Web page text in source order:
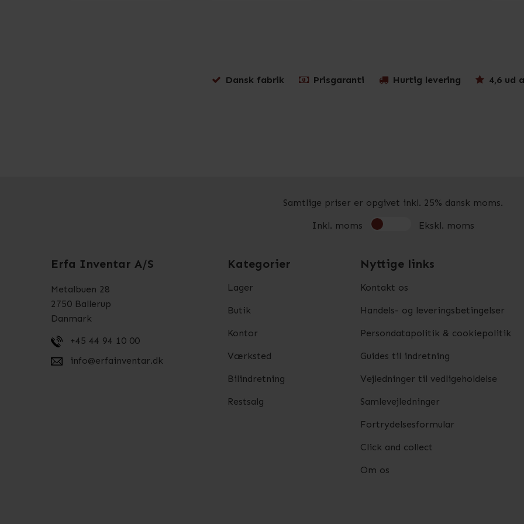
Dansk fabrik Prisgaranti Hurtig levering 4,6 ud
Samtlige priser er opgivet inkl. 25% dansk moms.
Inkl. moms Ekskl. moms
Erfa Inventar A/S
Metalbuen 28
2750 Ballerup
Danmark
+45 44 94 10 00
info@erfainventar.dk
Kategorier
Lager
Butik
Kontor
Værksted
Bilindretning
Restsalg
Nyttige links
Kontakt os
Handels- og leveringsbetingelser
Persondatapolitik & cookiepolitik
Guides til indretning
Vejledninger til vedligeholdelse
Samlevejledninger
Fortrydelsesformular
Click and collect
Om os